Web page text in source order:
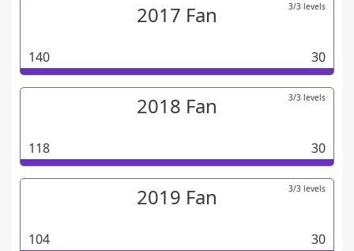
2017 Fan 3/3 levels
140 30
2018 Fan 3/3 levels
118 30
2019 Fan 3/3 levels
104 30